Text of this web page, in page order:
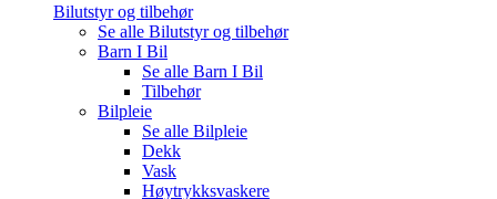
Bilutstyr og tilbehør
Se alle Bilutstyr og tilbehør
Barn I Bil
Se alle Barn I Bil
Tilbehør
Bilpleie
Se alle Bilpleie
Dekk
Vask
Høytrykksvaskere